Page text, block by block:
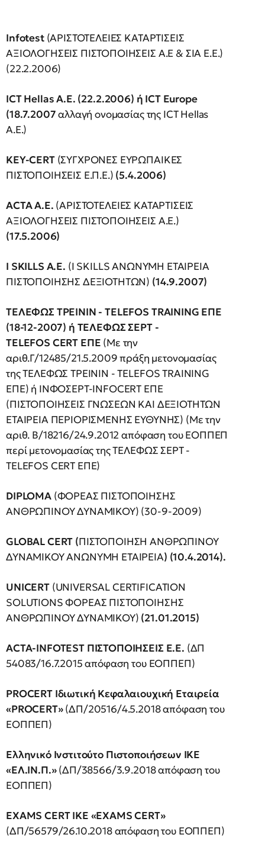
Infotest (ΑΡΙΣΤΟΤΕΛΕΙΕΣ ΚΑΤΑΡΤΙΣΕΙΣ
ΑΞΙΟΛΟΓΗΣΕΙΣ ΠΙΣΤΟΠΟΙΗΣΕΙΣ Α.Ε & ΣΙΑ Ε.Ε.)
(22.2.2006)
ΙCT HellasΑ.Ε. (22.2.2006) ή ICT Europe
(18.7.2007αλλαγή ονομασίας της ΙCT Hellas
Α.Ε.)
ΚΕΥ-CERT (ΣΥΓΧΡΟΝΕΣ ΕΥΡΩΠΑΙΚΕΣ
ΠΙΣΤΟΠΟΙΗΣΕΙΣ Ε.Π.Ε.) (5.4.2006)
ACTAΑ.Ε. (ΑΡΙΣΤΟΤΕΛΕΙΕΣ ΚΑΤΑΡΤΙΣΕΙΣ
ΑΞΙΟΛΟΓΗΣΕΙΣ ΠΙΣΤΟΠΟΙΗΣΕΙΣ Α.Ε.)
(17.5.2006)
I SKILLS A.E. (I SKILLS ΑΝΩΝΥΜΗ ΕΤΑΙΡΕΙΑ
ΠΙΣΤΟΠΟΙΗΣΗΣ ΔΕΞΙΟΤΗΤΩΝ) (14.9.2007)
ΤΕΛΕΦΩΣ ΤΡΕΙΝΙΝ - TELEFOS TRAINING ΕΠΕ
(18-12-2007) ή ΤΕΛΕΦΩΣ ΣΕΡΤ -
TELEFOS CERT ΕΠΕ (Με την
αριθ.Γ/12485/21.5.2009 πράξη μετονομασίας
της ΤΕΛΕΦΩΣ ΤΡΕΙΝΙΝ - TELEFOS TRAINING
ΕΠΕ) ή ΙΝΦΟΣΕΡΤ-INFOCERT ΕΠΕ
(ΠΙΣΤΟΠΟΙΗΣΕΙΣ ΓΝΩΣΕΩΝ ΚΑΙ ΔΕΞΙΟΤΗΤΩΝ
ΕΤΑΙΡΕΙΑ ΠΕΡΙΟΡΙΣΜΕΝΗΣ ΕΥΘΥΝΗΣ) (Με την
αριθ. Β/18216/24.9.2012 απόφαση του ΕΟΠΠΕΠ
περί μετονομασίας της ΤΕΛΕΦΩΣ ΣΕΡΤ -
TELEFOS CERT ΕΠΕ)
DIPLOMA(ΦΟΡΕΑΣ ΠΙΣΤΟΠΟΙΗΣΗΣ
ΑΝΘΡΩΠΙΝΟΥ ΔΥΝΑΜΙΚΟΥ) (30-9-2009)
GLOBALCERT (ΠΙΣΤΟΠΟΙΗΣΗ ΑΝΘΡΩΠΙΝΟΥ
ΔΥΝΑΜΙΚΟΥ ΑΝΩΝΥΜΗ ΕΤΑΙΡΕΙΑ) (10.4.2014).
UNICERT (UNIVERSAL CERTIFICATION
SOLUTIONS ΦΟΡΕΑΣ ΠΙΣΤΟΠΟΙΗΣΗΣ
ΑΝΘΡΩΠΙΝΟΥ ΔΥΝΑΜΙΚΟΥ) (21.01.2015)
ACTA-INFOTEST ΠΙΣΤΟΠΟΙΗΣΕΙΣ Ε.Ε. (ΔΠ
54083/16.7.2015 απόφαση του ΕΟΠΠΕΠ)
PROCERT Ιδιωτική Κεφαλαιουχική Εταιρεία
«PROCERT»(ΔΠ/20516/4.5.2018 απόφαση του
ΕΟΠΠΕΠ)
Ελληνικό Ινστιτούτο Πιστοποιήσεων ΙΚΕ
«ΕΛ.ΙΝ.Π.»(ΔΠ/38566/3.9.2018 απόφαση του
ΕΟΠΠΕΠ)
EXAMS CERT IKE «EXAMS CERT»
(ΔΠ/56579/26.10.2018 απόφαση του ΕΟΠΠΕΠ)